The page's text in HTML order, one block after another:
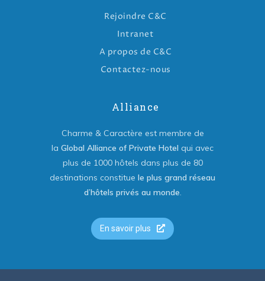
Rejoindre C&C
Intranet
A propos de C&C
Contactez-nous
Alliance
Charme & Caractère est membre de
la Global Alliance of Private Hotel qui avec
plus de 1000 hôtels dans plus de 80
destinations constitue le plus grand réseau
d’hôtels privés au monde.
En savoir plus